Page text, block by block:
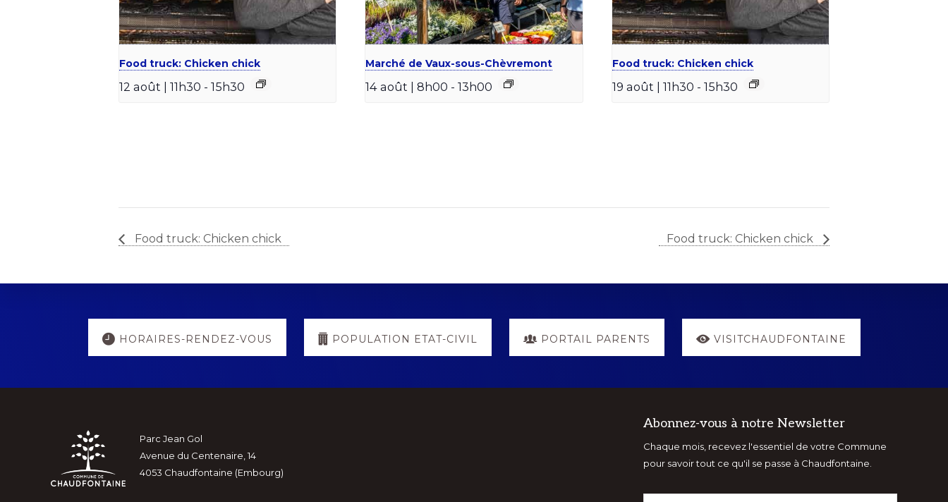
Food truck: Chicken chick
12 août | 11h30 - 15h30
Marché de Vaux-sous-Chèvremont
14 août | 8h00 - 13h00
Food truck: Chicken chick
19 août | 11h30 - 15h30
Food truck: Chicken chick Food truck: Chicken chick
Explore
more
HORAIRES-RENDEZ-VOUS POPULATION ETAT-CIVIL PORTAIL PARENTS VISITCHAUDFONTAINE
Footer
Parc Jean Gol
Avenue du Centenaire, 14
4053 Chaudfontaine (Embourg)
Abonnez-vous à notre Newsletter
Chaque mois, recevez l'essentiel de votre Commune
pour savoir tout ce qu'il se passe à Chaudfontaine.